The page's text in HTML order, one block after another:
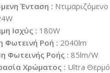
Ένταση : Ντιμαριζόμενο
Ισχύς : 180W
Φωτεινή Ροή : 2040lm
Φωτεινής Ροής : 85lm/W
Χρώματος : Ultra